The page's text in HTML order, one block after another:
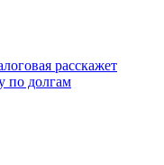
расскажет
по долгам